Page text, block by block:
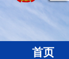
首页